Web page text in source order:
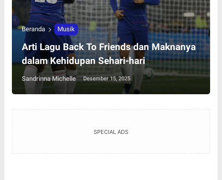
Beranda Musik
Arti Lagu Back To Friends dan Maknanya
dalam Kehidupan Sehari-hari
Sandrinna Michelle Desember 15, 2025
SPECIAL ADS